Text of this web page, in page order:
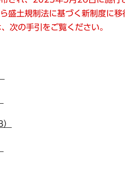
土規制法に基づく新制度に移
次の手引をご覧ください。